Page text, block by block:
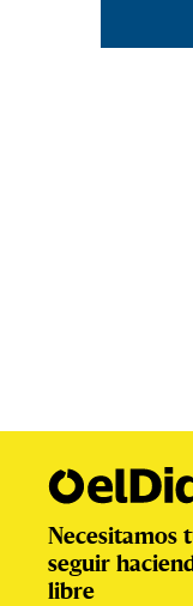
Necesitamos
seguir
libre